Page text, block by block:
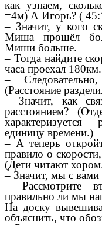
как узнаем,
=4м) А Игорь? (
– Значит, у кого
Миша прошёл
Миши больше.
– Тогда найдите
часа проехал
–
(Расстояние
– Значит, как
расстоянием?
единицу времени.)
– А теперь
правило о
(Дети читают
– Значит, мы с
– Рассмотрите
правильно ли мы
На доску
объяснить, что